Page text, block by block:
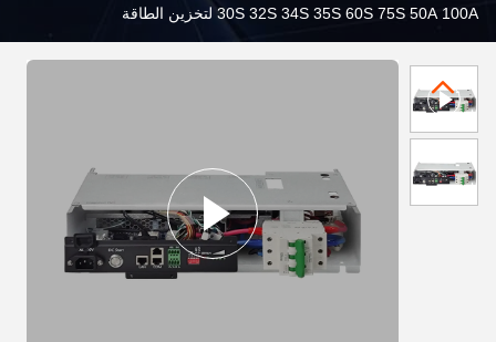
30S 32S 34S 35S 60S 75S 50A 100A لتخزين الطاقة